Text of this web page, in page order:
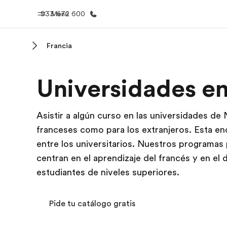
Menú
933 672 600
Bienvenido a EF Ver todo lo
Francia
Universidades
Asistir a algún curso en las universidades
franceses como para los extranjeros. Esta
entre los universitarios. Nuestros
centran en el aprendizaje del francés y en
estudiantes de niveles superiores.
Pide tu catálogo gratis